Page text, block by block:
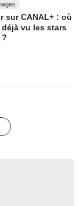
sur CANAL+ : où
vu les stars
?